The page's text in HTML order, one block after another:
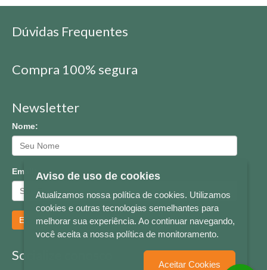
Dúvidas Frequentes
Compra 100% segura
Newsletter
Nome:
Email:
Enviar
Socialize conosco
Aviso de uso de cookies
Atualizamos nossa política de cookies. Utilizamos
cookies e outras tecnologias semelhantes para
melhorar sua experiência. Ao continuar navegando,
você aceita a nossa política de monitoramento.
Aceitar Cookies